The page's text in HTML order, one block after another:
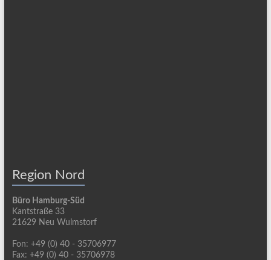
Region Nord
Büro Hamburg-Süd
Kantstraße 33
21629 Neu Wulmstorf
Fon: +49 (0) 40 - 35706977
Fax: +49 (0) 40 - 35706978